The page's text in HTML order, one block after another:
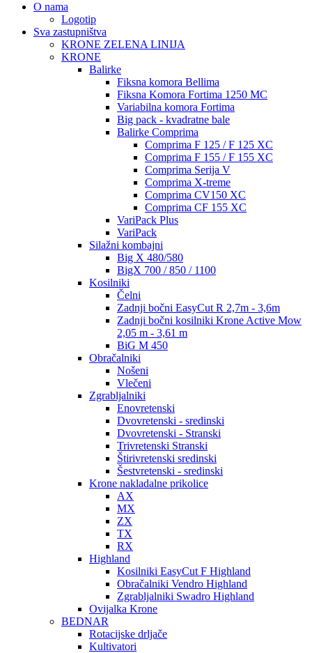
O nama
Logotip
Sva zastupništva
KRONE ZELENA LINIJA
KRONE
Balirke
Fiksna komora Bellima
Fiksna Komora Fortima 1250 MC
Variabilna komora Fortima
Big pack - kvadratne bale
Balirke Comprima
Comprima F 125 / F 125 XC
Comprima F 155 / F 155 XC
Comprima Serija V
Comprima X-treme
Comprima CV150 XC
Comprima CF 155 XC
VariPack Plus
VariPack
Silažni kombajni
Big X 480/580
BigX 700 / 850 / 1100
Kosilniki
Čelni
Zadnji bočni EasyCut R 2,7m - 3,6m
Zadnji bočni kosilniki Krone Active Mow
2,05 m - 3,61 m
BiG M 450
Obračalniki
Nošeni
Vlečeni
Zgrabljalniki
Enovretenski
Dvovretenski - sredinski
Dvovretenski - Stranski
Trivretenski Stranski
Štirivretenski sredinski
Šestvretenski - sredinski
Krone nakladalne prikolice
AX
MX
ZX
TX
RX
Highland
Kosilniki EasyCut F Highland
Obračalniki Vendro Highland
Zgrabljalniki Swadro Highland
Ovijalka Krone
BEDNAR
Rotacijske drljače
Kultivatori